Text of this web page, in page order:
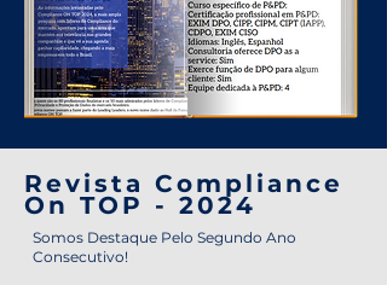
Revista Compliance
On TOP - 2024
Somos Destaque Pelo Segundo Ano
Consecutivo!